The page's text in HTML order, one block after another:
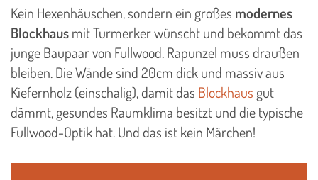
Kein Hexenhäuschen, sondern ein großes modernes
Blockhausmit Turmerker wünscht und bekommt das
junge Baupaar von Fullwood. Rapunzel muss draußen
bleiben. Die Wände sind 20cm dick und massiv aus
Kiefernholz (einschalig), damit das Blockhaus gut
dämmt, gesundes Raumklima besitzt und die typische
Fullwood-Optik hat. Und das ist kein Märchen!